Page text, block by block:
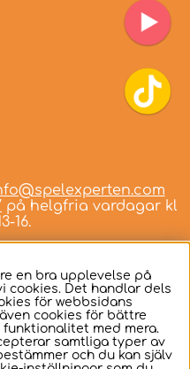
på helgfria vardagar kl
16.
en bra upplevelse på
cookies. Det handlar dels
för webbsidans
cookies för bättre
med mera.
samtliga typer av
och du kan själv